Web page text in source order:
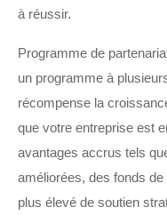
à réussir.
Programme de
un programme à
récompense la
que votre entreprise est
avantages accrus tels
améliorées, des fonds
plus élevé de soutien